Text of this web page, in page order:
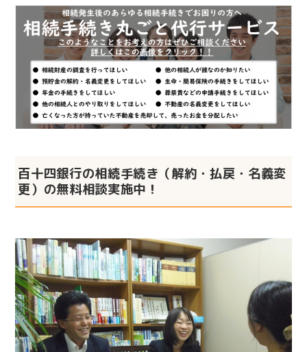
百十四銀行の相続手続き（解約・払戻・名義変
更）の無料相談実施中！